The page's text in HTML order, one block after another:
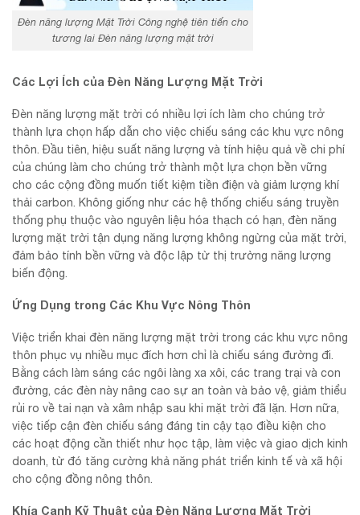
Đèn năng lượng Mặt Trời Công nghệ tiên tiến cho
tương lai Đèn năng lượng mặt trời
Các Lợi Ích của Đèn Năng Lượng Mặt Trời
Đèn năng lượng mặt trời có nhiều lợi ích làm cho chúng trở
thành lựa chọn hấp dẫn cho việc chiếu sáng các khu vực nông
thôn. Đầu tiên, hiệu suất năng lượng và tính hiệu quả về chi phí
của chúng làm cho chúng trở thành một lựa chọn bền vững
cho các cộng đồng muốn tiết kiệm tiền điện và giảm lượng khí
thải carbon. Không giống như các hệ thống chiếu sáng truyền
thống phụ thuộc vào nguyên liệu hóa thạch có hạn, đèn năng
lượng mặt trời tận dụng năng lượng không ngừng của mặt trời,
đảm bảo tính bền vững và độc lập từ thị trường năng lượng
biến động.
Ứng Dụng trong Các Khu Vực Nông Thôn
Việc triển khai đèn năng lượng mặt trời trong các khu vực nông
thôn phục vụ nhiều mục đích hơn chỉ là chiếu sáng đường đi.
Bằng cách làm sáng các ngôi làng xa xôi, các trang trại và con
đường, các đèn này nâng cao sự an toàn và bảo vệ, giảm thiểu
rủi ro về tai nạn và xâm nhập sau khi mặt trời đã lặn. Hơn nữa,
việc tiếp cận đèn chiếu sáng đáng tin cậy tạo điều kiện cho
các hoạt động cần thiết như học tập, làm việc và giao dịch kinh
doanh, từ đó tăng cường khả năng phát triển kinh tế và xã hội
cho cộng đồng nông thôn.
Khía Cạnh Kỹ Thuật của Đèn Năng Lượng Mặt Trời